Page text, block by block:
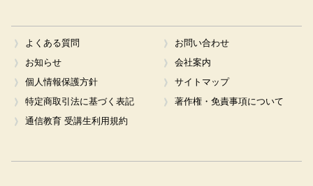
よくある質問
お問い合わせ
お知らせ
会社案内
個人情報保護方針
サイトマップ
特定商取引法に基づく表記
著作権・免責事項について
通信教育 受講生利用規約